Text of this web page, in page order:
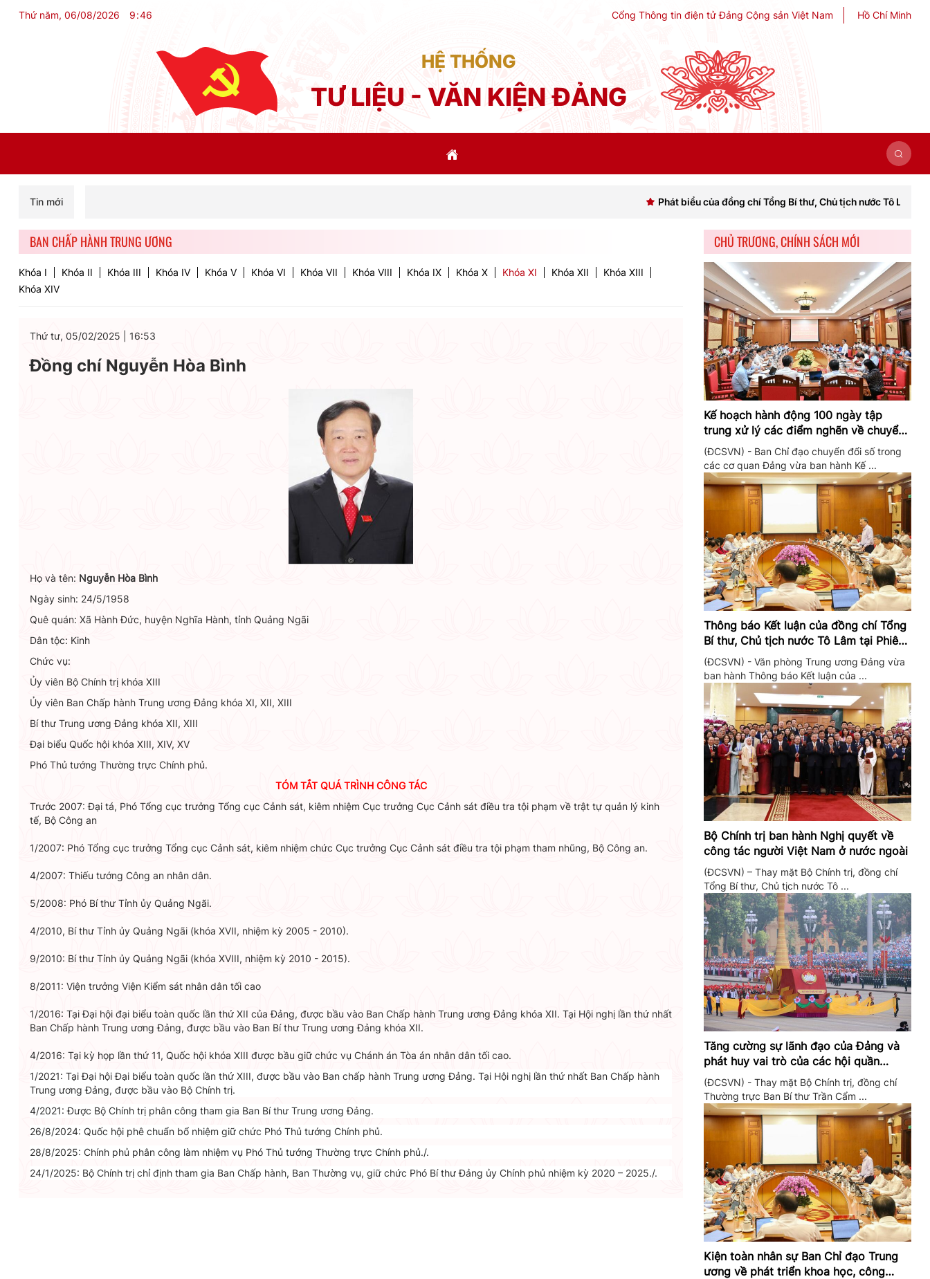
Thứ năm, 06/08/2026 9:46 Cổng Thông tin điện tử Đảng Cộng sản Việt Nam Hồ Chí Minh
HỆ THỐNG
TƯ LIỆU - VĂN KIỆN ĐẢNG
Tin mới Phát biểu của đồng chí Tổng Bí thư, Chủ tịch nước Tô Lâm khai mạc Hội
BAN CHẤP HÀNH TRUNG ƯƠNG
Khóa I Khóa II Khóa III Khóa IV Khóa V Khóa VI Khóa VII Khóa VIII Khóa IX Khóa X Khóa XI Khóa XII
Khóa XIII
Khóa XIV
Thứ tư, 05/02/2025 16:53
Đồng chí Nguyễn Hòa Bình
Họ và tên: Nguyễn Hòa Bình
Ngày sinh: 24/5/1958
Quê quán: Xã Hành Đức, huyện Nghĩa Hành, tỉnh Quảng Ngãi
Dân tộc: Kinh
Chức vụ:
Ủy viên Bộ Chính trị khóa XIII
Ủy viên Ban Chấp hành Trung ương Đảng khóa XI, XII, XIII
Bí thư Trung ương Đảng khóa XII, XIII
Đại biểu Quốc hội khóa XIII, XIV, XV
Phó Thủ tướng Thường trực Chính phủ.
TÓM TẮT QUÁ TRÌNH CÔNG TÁC
Trước 2007: Đại tá, Phó Tổng cục trưởng Tổng cục Cảnh sát, kiêm nhiệm Cục trưởng Cục Cảnh sát điều tra tội phạm về trật tự quản lý kinh
tế, Bộ Công an
1/2007: Phó Tổng cục trưởng Tổng cục Cảnh sát, kiêm nhiệm chức Cục trưởng Cục Cảnh sát điều tra tội phạm tham nhũng, Bộ Công an.
4/2007: Thiếu tướng Công an nhân dân.
5/2008: Phó Bí thư Tỉnh ủy Quảng Ngãi.
4/2010, Bí thư Tỉnh ủy Quảng Ngãi (khóa XVII, nhiệm kỳ 2005 - 2010).
9/2010: Bí thư Tỉnh ủy Quảng Ngãi (khóa XVIII, nhiệm kỳ 2010 - 2015).
8/2011: Viện trưởng Viện Kiểm sát nhân dân tối cao
1/2016: Tại Đại hội đại biểu toàn quốc lần thứ XII của Đảng, được bầu vào Ban Chấp hành Trung ương Đảng khóa XII. Tại Hội nghị lần thứ nhất
Ban Chấp hành Trung ương Đảng, được bầu vào Ban Bí thư Trung ương Đảng khóa XII.
4/2016: Tại kỳ họp lần thứ 11, Quốc hội khóa XIII được bầu giữ chức vụ Chánh án Tòa án nhân dân tối cao.
1/2021: Tại Đại hội Đại biểu toàn quốc lần thứ XIII, được bầu vào Ban chấp hành Trung ương Đảng. Tại Hội nghị lần thứ nhất Ban Chấp hành
Trung ương Đảng, được bầu vào Bộ Chính trị.
4/2021: Được Bộ Chính trị phân công tham gia Ban Bí thư Trung ương Đảng.
26/8/2024: Quốc hội phê chuẩn bổ nhiệm giữ chức Phó Thủ tướng Chính phủ.
28/8/2025: Chính phủ phân công làm nhiệm vụ Phó Thủ tướng Thường trực Chính phủ./.
24/1/2025: Bộ Chính trị chỉ định tham gia Ban Chấp hành, Ban Thường vụ, giữ chức Phó Bí thư Đảng ủy Chính phủ nhiệm kỳ 2020 – 2025./.
CHỦ TRƯƠNG, CHÍNH SÁCH MỚI
Kế hoạch hành động 100 ngày tập
trung xử lý các điểm nghẽn về chuyển
đổi số trong các cơ quan Đảng
(ĐCSVN) - Ban Chỉ đạo chuyển đổi số trong
các cơ quan Đảng vừa ban hành Kế ...
Thông báo Kết luận của đồng chí Tổng
Bí thư, Chủ tịch nước Tô Lâm tại Phiên
họp Ban Chỉ đạo Trung ương thực hiện
Nghị quyết 57
(ĐCSVN) - Văn phòng Trung ương Đảng vừa
ban hành Thông báo Kết luận của ...
Bộ Chính trị ban hành Nghị quyết về
công tác người Việt Nam ở nước ngoài
(ĐCSVN) – Thay mặt Bộ Chính trị, đồng chí
Tổng Bí thư, Chủ tịch nước Tô ...
Tăng cường sự lãnh đạo của Đảng và
phát huy vai trò của các hội quần
chúng trong giai đoạn phát triển mới
(ĐCSVN) - Thay mặt Bộ Chính trị, đồng chí
Thường trực Ban Bí thư Trần Cẩm ...
Kiện toàn nhân sự Ban Chỉ đạo Trung
ương về phát triển khoa học, công